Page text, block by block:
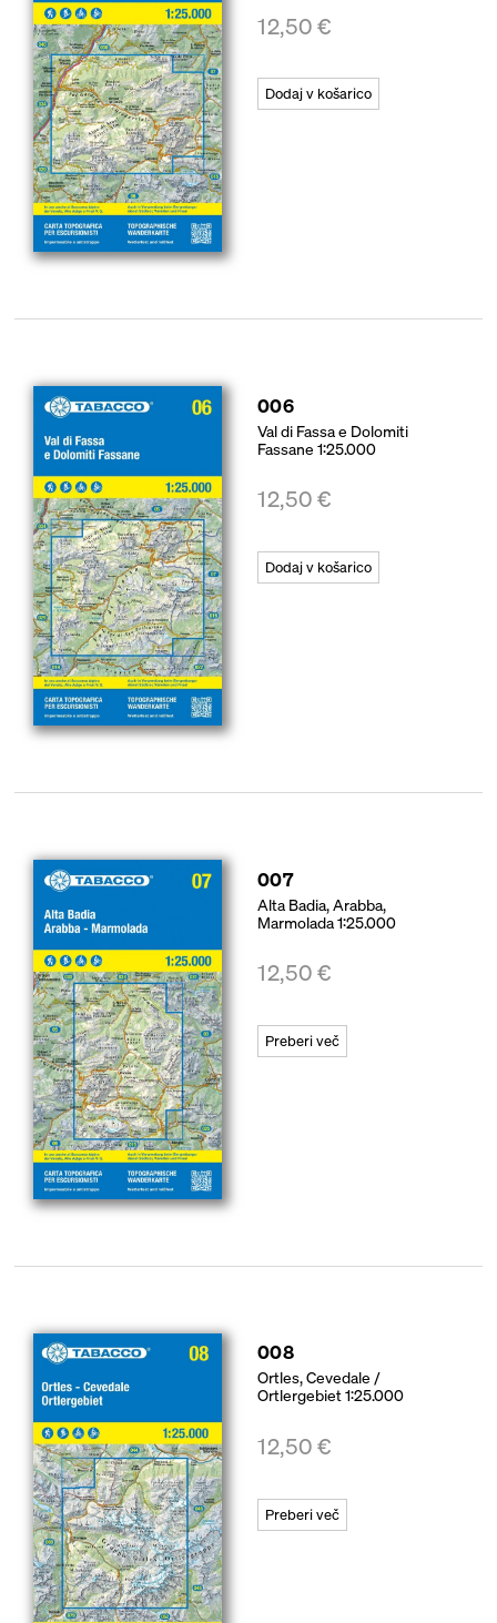
12,50€
Dodaj v košarico
006
Val di Fassa e Dolomiti
Fassane 1:25.000
12,50€
Dodaj v košarico
007
Alta Badia, Arabba,
Marmolada 1:25.000
12,50€
Preberi več
008
Ortles, Cevedale /
Ortlergebiet 1:25.000
12,50€
Preberi več